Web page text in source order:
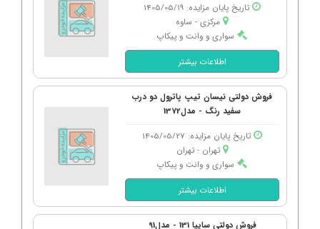
تاریخ پایان مزایده: 1405/05/19
مرکزی - ساوه
سواری و وانت و پیکاپ
اطلاعات بیشتر
فروش دولتی نیسان تیپ پاترول دو درب
سفید رنگ - مدل1372
تاریخ پایان مزایده: 1405/05/27
تهران - تهران
سواری و وانت و پیکاپ
اطلاعات بیشتر
فروش دولتی سایپا 131 - مدل91